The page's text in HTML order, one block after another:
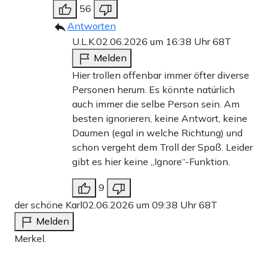
56
Antworten
U.L.K.02.06.2026 um 16:38 Uhr68T
Melden
Hier trollen offenbar immer öfter diverse
Personen herum. Es könnte natürlich
auch immer die selbe Person sein. Am
besten ignorieren, keine Antwort, keine
Daumen (egal in welche Richtung) und
schon vergeht dem Troll der Spaß. Leider
gibt es hier keine „Ignore“-Funktion.
9
der schöne Karl02.06.2026 um 09:38 Uhr68T
Melden
Merkel.